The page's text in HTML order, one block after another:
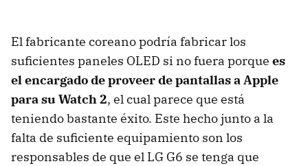
El fabricante coreano podría fabricar los
suficientes paneles OLED si no fuera porque es
el encargado de proveer de pantallas a Apple
para su Watch 2, el cual parece que está
teniendo bastante éxito. Este hecho junto a la
falta de suficiente equipamiento son los
responsables de que el LG G6 se tenga que